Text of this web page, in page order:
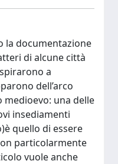
la documentazione
di alcune città
a
dell’arco
medioevo: una delle
insediamenti
quello di essere
particolarmente
vuole anche